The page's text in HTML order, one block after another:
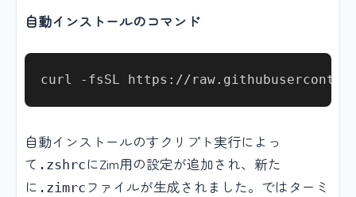
自動インストールのコマンド
自動インストールのすクリプト実行によっ
て .zshrc にZim用の設定が追加され、新た
に .zimrc ファイルが生成されました。ではターミ